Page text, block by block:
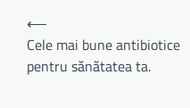
Navigare
în
articole
⟵
Cele mai bune antibiotice
pentru sănătatea ta.